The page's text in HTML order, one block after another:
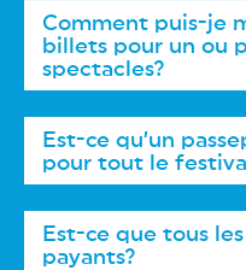
Comment puis-je
billets pour un ou
spectacles?
Est-ce qu’un
pour tout le
Est-ce que tous
payants?